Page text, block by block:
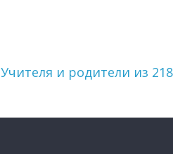
Учителя и родители из